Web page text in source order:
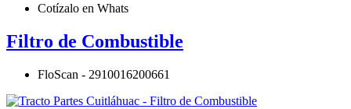
Cotízalo en Whats
Filtro de Combustible
FloScan - 2910016200661